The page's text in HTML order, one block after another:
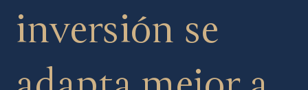
inversión se